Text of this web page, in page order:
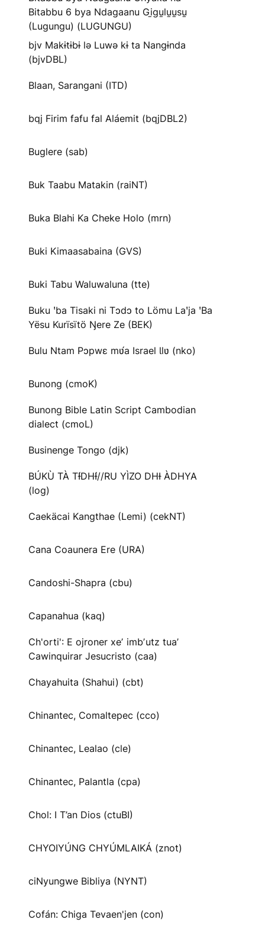
Bitabbu 6 bya Ndagaanu Gi̱gu̱lu̱u̱su̱
(Lugungu) (LUGUNGU)
bjv Makɨtɨbɨ lə Luwə kɨ ta Nangɨnda
(bjvDBL)
Blaan, Sarangani (ITD)
bqj Firim fafu fal Aláemit (bqjDBL2)
Buglere (sab)
Buk Taabu Matakin (raiNT)
Buka Blahi Ka Cheke Holo (mrn)
Buki Kimaasabaina (GVS)
Buki Tabu Waluwaluna (tte)
Buku ꞌba Tisaki ni Tɔdɔ to Lömu Laꞌja ꞌBa
Yësu Kurïsïtö Ŋere Ze (BEK)
Bulu Ntam Pɔpwɛ mʋ́a Israel Ɩlʋ (nko)
Bunong (cmoK)
Bunong Bible Latin Script Cambodian
dialect (cmoL)
Businenge Tongo (djk)
BÚKÙ TÀ TƗ́DHƗ́//RU YÌZO DHƗ ÀDHYA
(log)
Caekäcai Kangthae (Lemi) (cekNT)
Cana Coaunera Ere (URA)
Candoshi-Shapra (cbu)
Capanahua (kaq)
Ch'orti': E ojroner xeʼ imbʼutz tuaʼ
Cawinquirar Jesucristo (caa)
Chayahuita (Shahui) (cbt)
Chinantec, Comaltepec (cco)
Chinantec, Lealao (cle)
Chinantec, Palantla (cpa)
Chol: I T’an Dios (ctuBI)
CHYOIYÚNG CHYÚMLAIKÁ (znot)
ciNyungwe Bibliya (NYNT)
Cofán: Chiga Tevaen'jen (con)